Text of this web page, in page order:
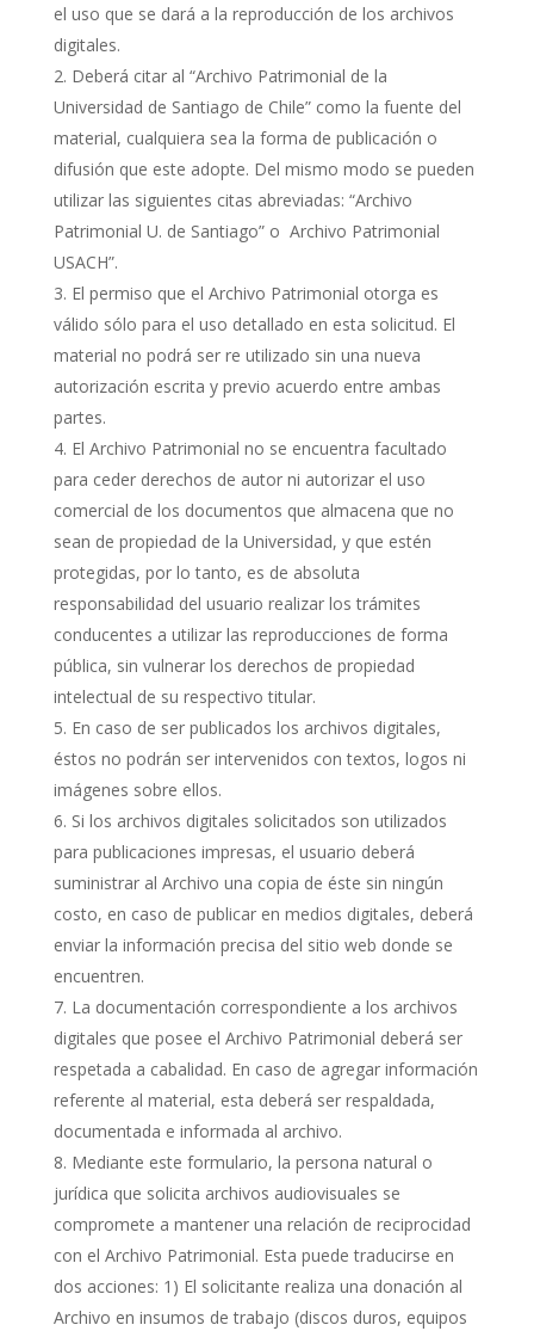
el uso que se dará a la reproducción de los archivos
digitales.
Deberá citar al “Archivo Patrimonial de la
Universidad de Santiago de Chile” como la fuente del
material, cualquiera sea la forma de publicación o
difusión que este adopte. Del mismo modo se pueden
utilizar las siguientes citas abreviadas: “Archivo
Patrimonial U. de Santiago” o Archivo Patrimonial
USACH”.
El permiso que el Archivo Patrimonial otorga es
válido sólo para el uso detallado en esta solicitud. El
material no podrá ser re utilizado sin una nueva
autorización escrita y previo acuerdo entre ambas
partes.
El Archivo Patrimonial no se encuentra facultado
para ceder derechos de autor ni autorizar el uso
comercial de los documentos que almacena que no
sean de propiedad de la Universidad, y que estén
protegidas, por lo tanto, es de absoluta
responsabilidad del usuario realizar los trámites
conducentes a utilizar las reproducciones de forma
pública, sin vulnerar los derechos de propiedad
intelectual de su respectivo titular.
En caso de ser publicados los archivos digitales,
éstos no podrán ser intervenidos con textos, logos ni
imágenes sobre ellos.
Si los archivos digitales solicitados son utilizados
para publicaciones impresas, el usuario deberá
suministrar al Archivo una copia de éste sin ningún
costo, en caso de publicar en medios digitales, deberá
enviar la información precisa del sitio web donde se
encuentren.
La documentación correspondiente a los archivos
digitales que posee el Archivo Patrimonial deberá ser
respetada a cabalidad. En caso de agregar información
referente al material, esta deberá ser respaldada,
documentada e informada al archivo.
Mediante este formulario, la persona natural o
jurídica que solicita archivos audiovisuales se
compromete a mantener una relación de reciprocidad
con el Archivo Patrimonial. Esta puede traducirse en
dos acciones: 1) El solicitante realiza una donación al
Archivo en insumos de trabajo (discos duros, equipos